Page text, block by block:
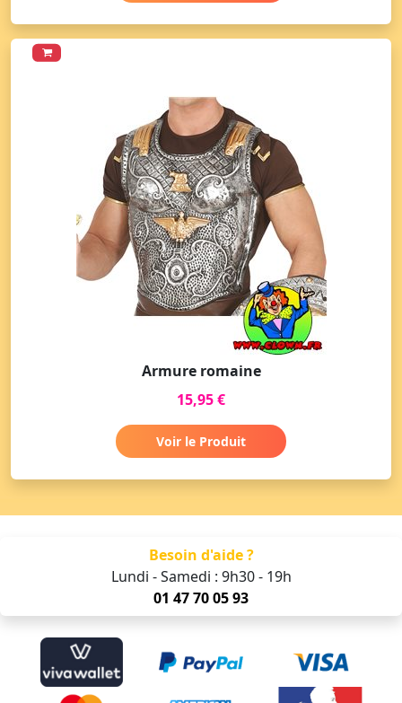
Armure romaine
15,95 €
Voir le Produit
Besoin d'aide ?
Lundi - Samedi : 9h30 - 19h
01 47 70 05 93